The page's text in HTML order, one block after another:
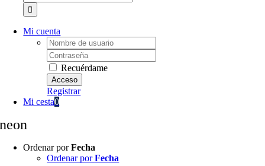
Mi cuenta
Username:
Password:
Recuérdame
Registrar
Mi cesta0
neon
Ordenar porFecha
Ordenar porFecha